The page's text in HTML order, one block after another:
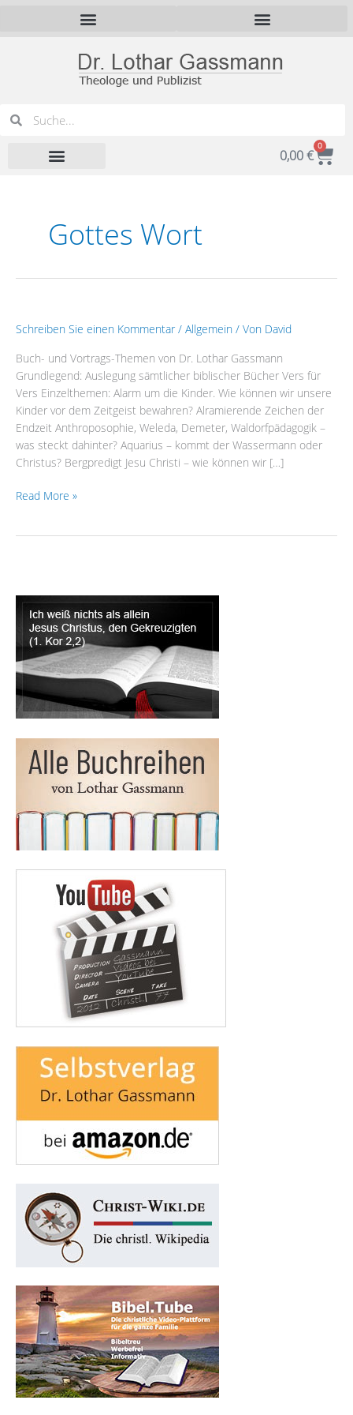
Suche Suche
0,00€
0
Gottes Wort
Schreiben Sie einen Kommentar / Allgemein / Von David
Buch- und Vortrags-Themen von Dr. Lothar Gassmann
Grundlegend: Auslegung sämtlicher biblischer Bücher Vers für
Vers Einzelthemen: Alarm um die Kinder. Wie können wir unsere
Kinder vor dem Zeitgeist bewahren? Alramierende Zeichen der
Endzeit Anthroposophie, Weleda, Demeter, Waldorfpädagogik –
was steckt dahinter? Aquarius – kommt der Wassermann oder
Christus? Bergpredigt Jesu Christi – wie können wir […]
Buch-
Vortrags-
Themen
von
Dr.
Lothar
Gassmann
Read More »